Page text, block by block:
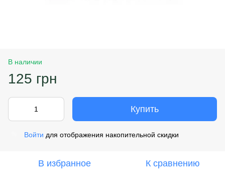
В наличии
125 грн
Купить
Войти для отображения накопительной скидки
В избранное К сравнению